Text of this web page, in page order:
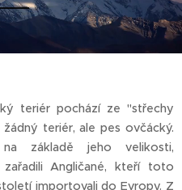
teriér pochází ze "střechy
teriér, ale pes ovčácký.
základě jeho velikosti,
Angličané, kteří toto
importovali do Evropy. Z